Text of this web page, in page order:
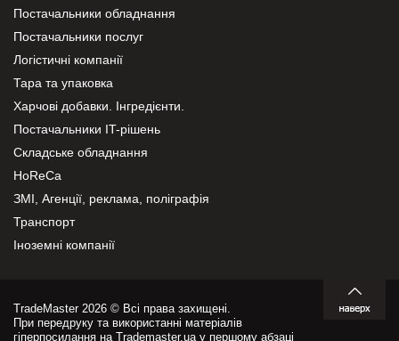
Постачальники обладнання
Постачальники послуг
Логістичні компанії
Тара та упаковка
Харчові добавки. Інгредієнти.
Постачальники IT-рішень
Складське обладнання
HoReCa
ЗМІ, Агенції, реклама, поліграфія
Транспорт
Іноземні компанії
TradeMaster 2026 © Всі права захищені.
При передруку та використанні матеріалів
гіперпосилання на Trademaster.ua у першому абзаці